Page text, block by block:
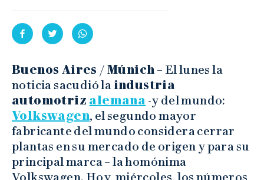
Buenos Aires / Múnich – El lunes la
noticia sacudió laindustria
automotriz alemana -y del mundo:
Volkswagen, el segundo mayor
fabricante del mundo considera cerrar
plantas en su mercado de origen y para su
principal marca – la homónima
Volkswagen. Hoy, miércoles, los números